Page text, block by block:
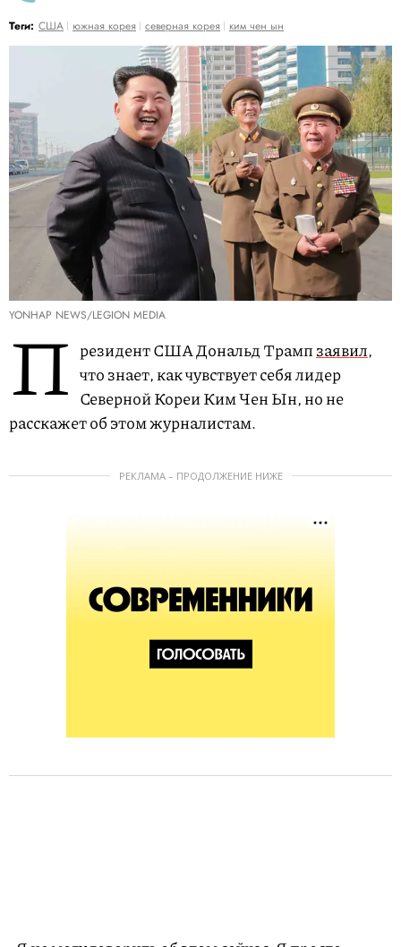
Теги: США южная корея северная корея ким чен ын
YONHAP NEWS/LEGION MEDIA
П резидент США Дональд Трампзаявил,
что знает, как чувствует себя лидер
Северной Кореи Ким Чен Ын, но не
расскажет об этом журналистам.
РЕКЛАМА – ПРОДОЛЖЕНИЕ НИЖЕ